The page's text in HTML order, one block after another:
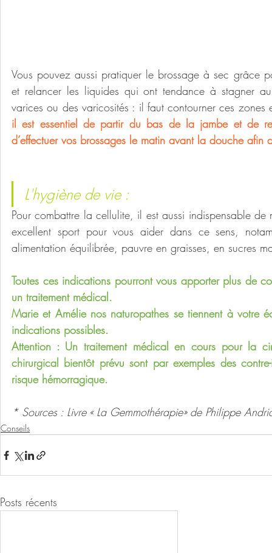
Vous pouvez aussi pratiquer le brossage à sec grâce
et relancer les liquides qui ont tendance à stagner
varices ou des varicosités : il faut contourner ces
il est essentiel de partir du bas de la jambe et de
d’effectuer vos brossages le matin avant la douche afin
L'hygiène de vie :
Pour combattre la cellulite, il est aussi indispensable de
excellent sport pour vous aider dans ce sens,
alimentation équilibrée, pauvre en graisses, en sucres
Toutes ces indications pourront vous apporter plus de
un traitement médical.
Marie et Amélie nos naturopathes se tiennent à votre
indications possibles.
Attention : Un traitement médical en cours pour la
chirurgical bientôt prévu sont par exemples des
risque hémorragique.
* Sources : Livre « La Gemmothérapie» de Philippe
Conseils
Posts récents